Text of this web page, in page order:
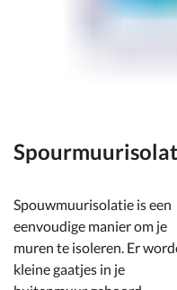
Spouwmuurisolatie is een
eenvoudige manier om je
muren te isoleren. Er
kleine gaatjes in je